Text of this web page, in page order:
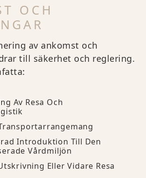
OCH
av ankomst och
till säkerhet och reglering.
Av Resa Och
Introduktion Till Den
Vårdmiljön
Eller Vidare Resa